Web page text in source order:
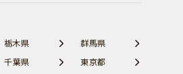
栃木県
群馬県
千葉県
東京都